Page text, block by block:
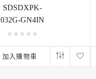
SDSDXPK-
032G-GN4IN
加入購物車